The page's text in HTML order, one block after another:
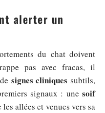
alerter un
du chat doivent
pas avec fracas, il
signes cliniques subtils,
signaux : une soif
allées et venues vers sa